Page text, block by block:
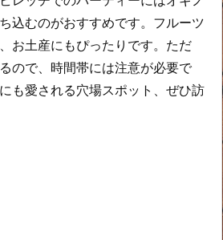
込むのがおすすめです。フルーツ
お土産にもぴったりです。ただ
ので、時間帯には注意が必要で
も愛される穴場スポット、ぜひ訪